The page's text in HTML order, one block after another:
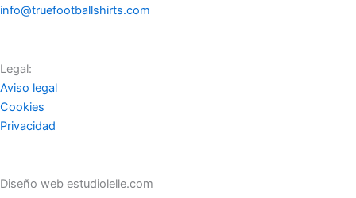
info@truefootballshirts.com
Legal:
Aviso legal
Cookies
Privacidad
Diseño web estudiolelle.com